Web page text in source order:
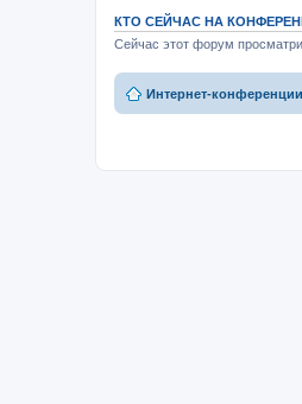
КТО СЕЙЧАС НА
Сейчас этот форум
Интернет-конференции